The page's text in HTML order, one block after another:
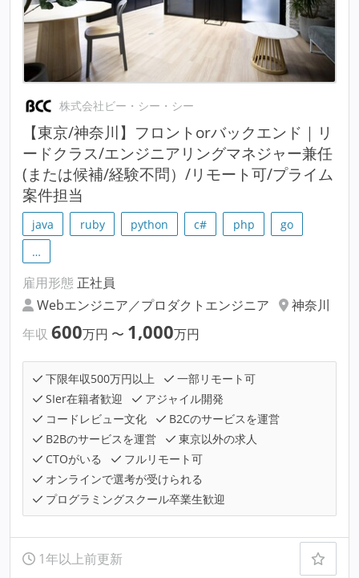
株式会社ビー・シー・シー
【東京/神奈川】フロントorバックエンド｜リ
ードクラス/エンジニアリングマネジャー兼任
(または候補/経験不問）/リモート可/プライム
案件担当
java ruby python c# php
go
…
雇用形態 正社員
Webエンジニア／プロダクトエンジニア
神奈川
年収 600万円 〜 1,000万円
下限年収500万円以上
一部リモート可
SIer在籍者歓迎
アジャイル開発
コードレビュー文化
B2Cのサービスを運営
B2Bのサービスを運営
東京以外の求人
CTOがいる
フルリモート可
オンラインで選考が受けられる
プログラミングスクール卒業生歓迎
1年以上前更新